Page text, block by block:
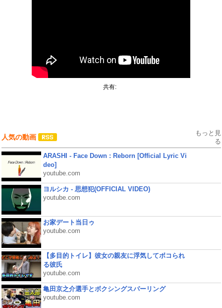
共有:
人気の動画
もっと見
る
ARASHI - Face Down : Reborn [Official Lyric Vi
deo]
youtube.com
ヨルシカ - 思想犯(OFFICIAL VIDEO)
youtube.com
お家デート当日ゥ
youtube.com
【多目的トイレ】彼女の親友に浮気してボコられ
る彼氏
youtube.com
亀田京之介選手とボクシングスパーリング
youtube.com